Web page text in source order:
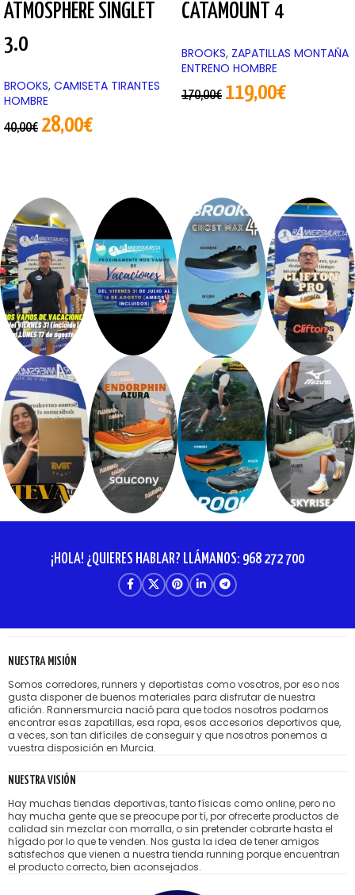
ATMOSPHERE SINGLET
3.0
BROOKS, CAMISETA TIRANTES
HOMBRE
40,00€ 28,00€
CATAMOUNT 4
BROOKS, ZAPATILLAS MONTAÑA
ENTRENO HOMBRE
170,00€ 119,00€
¡HOLA! ¿QUIERES HABLAR? LLÁMANOS: 968 272 700
NUESTRA MISIÓN
Somos corredores, runners y deportistas como vosotros, por eso nos
gusta disponer de buenos materiales para disfrutar de nuestra
afición. Rannersmurcia nació para que todos nosotros podamos
encontrar esas zapatillas, esa ropa, esos accesorios deportivos que,
a veces, son tan difíciles de conseguir y que nosotros ponemos a
vuestra disposición en Murcia.
NUESTRA VISIÓN
Hay muchas tiendas deportivas, tanto físicas como online, pero no
hay mucha gente que se preocupe por tí, por ofrecerte productos de
calidad sin mezclar con morralla, o sin pretender cobrarte hasta el
hígado por lo que te venden. Nos gusta la idea de tener amigos
satisfechos que vienen a nuestra tienda running porque encuentran
el producto correcto, bien aconsejados.